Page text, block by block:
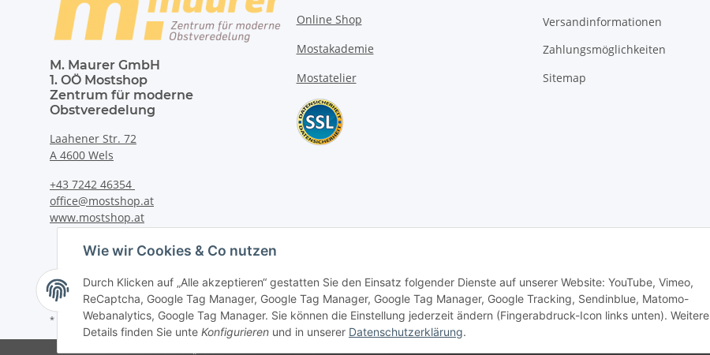
M. Maurer GmbH
1. OÖ Mostshop
Zentrum für moderne
Obstveredelung
Laahener Str. 72
A 4600 Wels
+43 7242 46354
office@mostshop.at
www.mostshop.at
Online Shop
Mostakademie
Mostatelier
Versandinformationen
Zahlungsmöglichkeiten
Sitemap
* Alle Preise inkl. gesetzlicher USt., zzgl.Versand
Wie wir Cookies & Co nutzen
Durch Klicken auf „Alle akzeptieren“ gestatten Sie den Einsatz folgender Dienste auf unserer Website: YouTube, Vimeo,
ReCaptcha, Google Tag Manager, Google Tag Manager, Google Tag Manager, Google Tracking, Sendinblue, Matomo-
Webanalytics, Google Tag Manager. Sie können die Einstellung jederzeit ändern (Fingerabdruck-Icon links unten). Weitere
Details finden Sie unte Konfigurieren und in unserer Datenschutzerklärung.